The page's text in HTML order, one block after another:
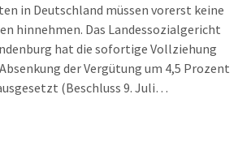
in Deutschland müssen vorerst keine
hinnehmen. Das Landessozialgericht
hat die sofortige Vollziehung
der Vergütung um 4,5 Prozent
(Beschluss 9. Juli…